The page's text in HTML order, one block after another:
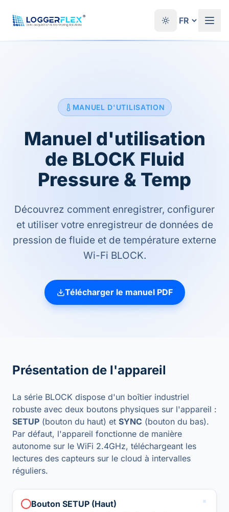
®
MANUEL D'UTILISATION
Manuel d'utilisation
de BLOCK Fluid
Pressure & Temp
Découvrez comment enregistrer, configurer
et utiliser votre enregistreur de données de
pression de fluide et de température externe
Wi-Fi BLOCK.
Télécharger le manuel PDF
Présentation de l'appareil
La série BLOCK dispose d'un boîtier industriel
robuste avec deux boutons physiques sur l'appareil :
SETUP (bouton du haut) et SYNC (bouton du bas).
Par défaut, l'appareil fonctionne de manière
autonome sur le WiFi 2.4GHz, téléchargeant les
lectures des capteurs sur le cloud à intervalles
réguliers.
Bouton SETUP (Haut)